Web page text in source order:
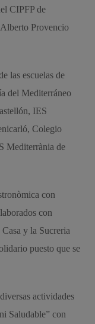
CIPFP de
Provencio
las escuelas de
del Mediterráneo
IES
Colegio
Mediterrània de
con
con
y la Sucreria
puesto que se
actividades
Saludable” con